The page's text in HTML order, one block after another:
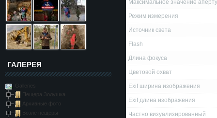
ГАЛЕРЕЯ
Galleries
Пещера Золушка
Архивные фото
Возле пещеры
Максимальное значение
Режим измерения
Источник света
Flash
Длина фокуса
Цветовой охват
Exif ширина изображения
Exif длина изображения
Частно визуализированный